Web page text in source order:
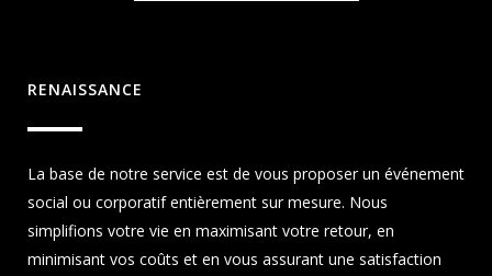
RENAISSANCE
La base de notre service est de vous proposer un événement
social ou corporatif entièrement sur mesure. Nous
simplifions votre vie en maximisant votre retour, en
minimisant vos coûts et en vous assurant une satisfaction